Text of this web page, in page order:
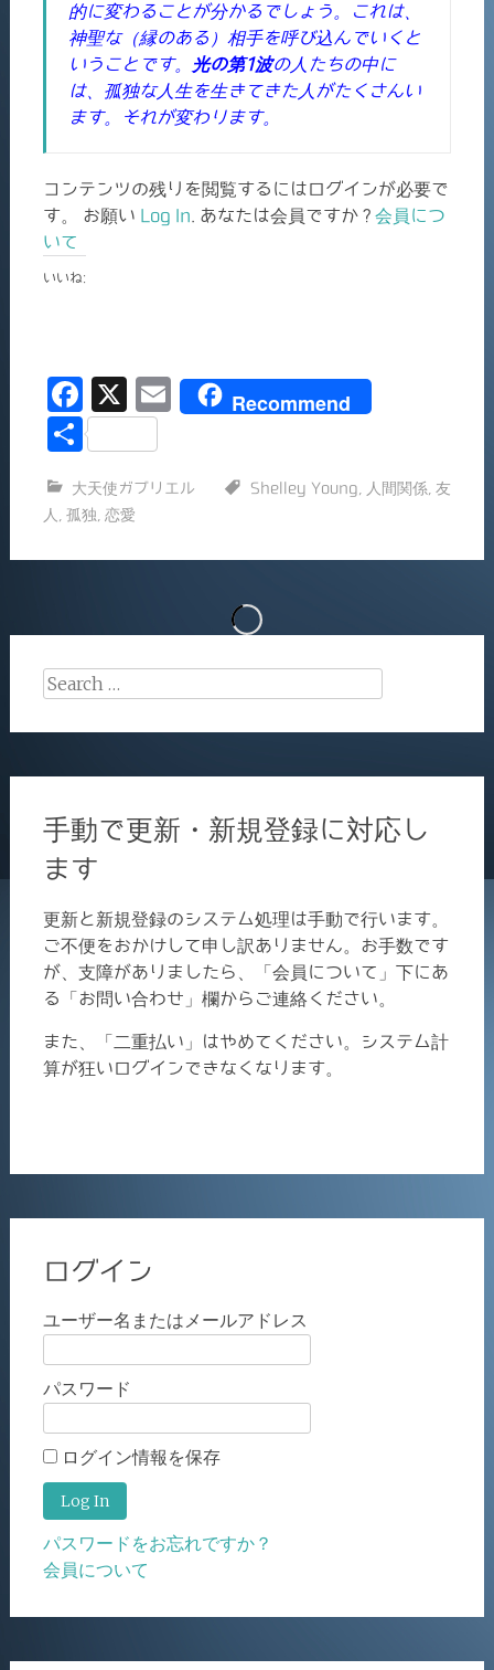
的に変わることが分かるでしょう。これは、
神聖な（縁のある）相手を呼び込んでいくと
いうことです。
光の第1波の人たちの中に
は、孤独な人生を生きてきた人がたくさんい
ます。それが変わります。
コンテンツの残りを閲覧するにはログインが必要で
す。 お願い Log In . あなたは会員ですか ? 会員につ
いて
いいね:
F
a
e
o
k
X
E
l
Recommend
共
大天使ガブリエル Shelley Young 人間関係, 友
人
孤独 恋愛
Search
手動で更新・新規登録に対応し
ます
更新と新規登録のシステム処理は手動で行います。
ご不便をおかけして申し訳ありません。お手数です
が、支障がありましたら、「会員について」下にあ
る「お問い合わせ」欄からご連絡ください。
また、「二重払い」はやめてください。システム計
算が狂いログインできなくなります。
ログイン
ユーザー名またはメールアドレス
パスワード
ログイン情報を保存
パスワードをお忘れですか？
会員について